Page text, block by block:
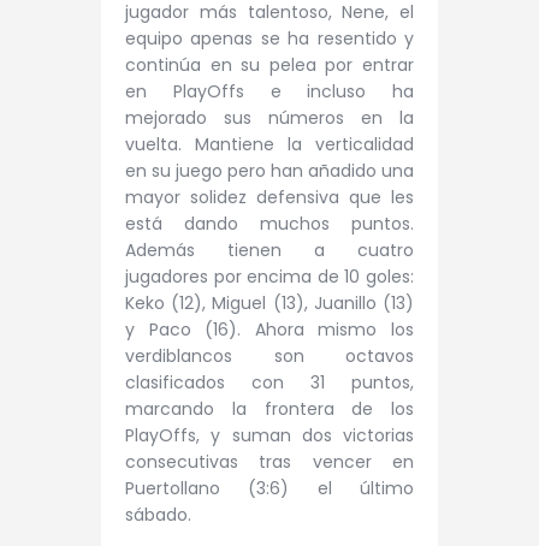
jugador más talentoso, Nene, el
equipo apenas se ha resentido y
continúa en su pelea por entrar
en PlayOffs e incluso ha
mejorado sus números en la
vuelta. Mantiene la verticalidad
en su juego pero han añadido una
mayor solidez defensiva que les
está dando muchos puntos.
Además tienen a cuatro
jugadores por encima de 10 goles:
Keko (12), Miguel (13), Juanillo (13)
y Paco (16). Ahora mismo los
verdiblancos son octavos
clasificados con 31 puntos,
marcando la frontera de los
PlayOffs, y suman dos victorias
consecutivas tras vencer en
Puertollano (3:6) el último
sábado.